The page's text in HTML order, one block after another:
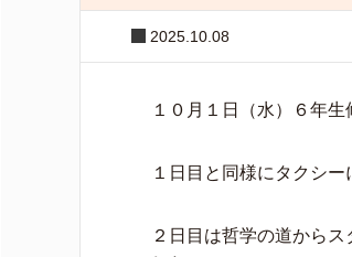
2025.10.08
１０月１日（水）６年
１日目と同様にタクシ
２日目は哲学の道から